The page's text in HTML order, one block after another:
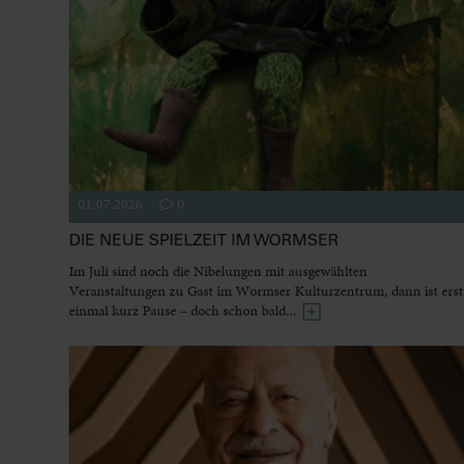
01.07.2026 0
DIE NEUE SPIELZEIT IM WORMSER
Im Juli sind noch die Nibelungen mit ausgewählten
Veranstaltungen zu Gast im Wormser Kulturzentrum, dann ist erst
einmal kurz Pause – doch schon bald...